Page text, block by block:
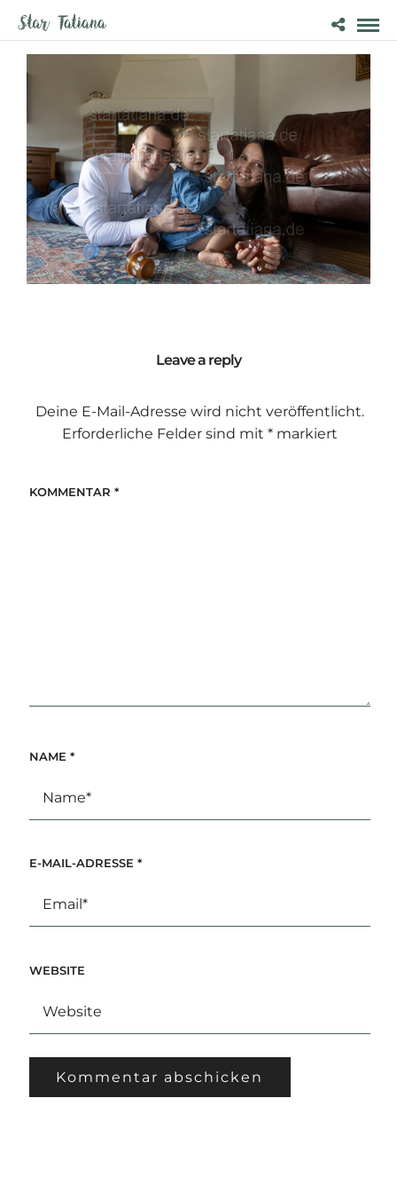
Leave a reply
Deine E-Mail-Adresse wird nicht veröffentlicht.
Erforderliche Felder sind mit *markiert
KOMMENTAR *
NAME *
E-MAIL-ADRESSE *
WEBSITE